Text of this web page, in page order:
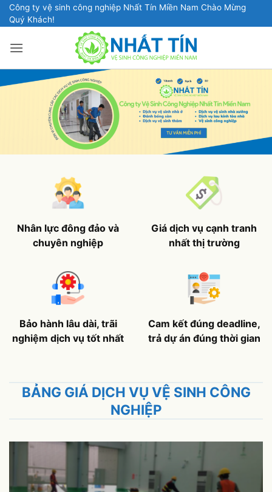
Bỏ
qua
dung
Công ty vệ sinh công nghiệp Nhất Tín Miền Nam Chào Mừng
Quý Khách!
Nhân lực đông đảo và
chuyên nghiệp
Giá dịch vụ cạnh tranh
nhất thị trường
Bảo hành lâu dài, trãi
nghiệm dịch vụ tốt nhất
Cam kết đúng deadline,
trả dự án đúng thời gian
BẢNG GIÁ DỊCH VỤ VỆ SINH CÔNG
NGHIỆP